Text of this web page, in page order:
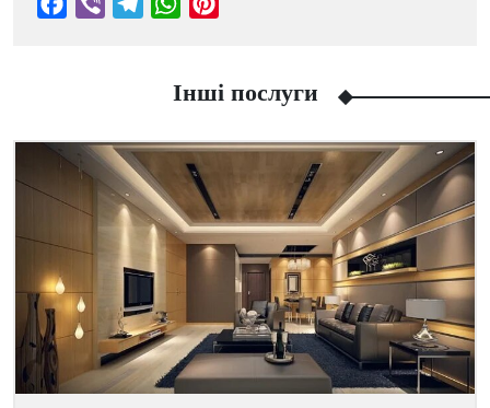
Facebook
Viber Telegram Pinterest
Інші послуги